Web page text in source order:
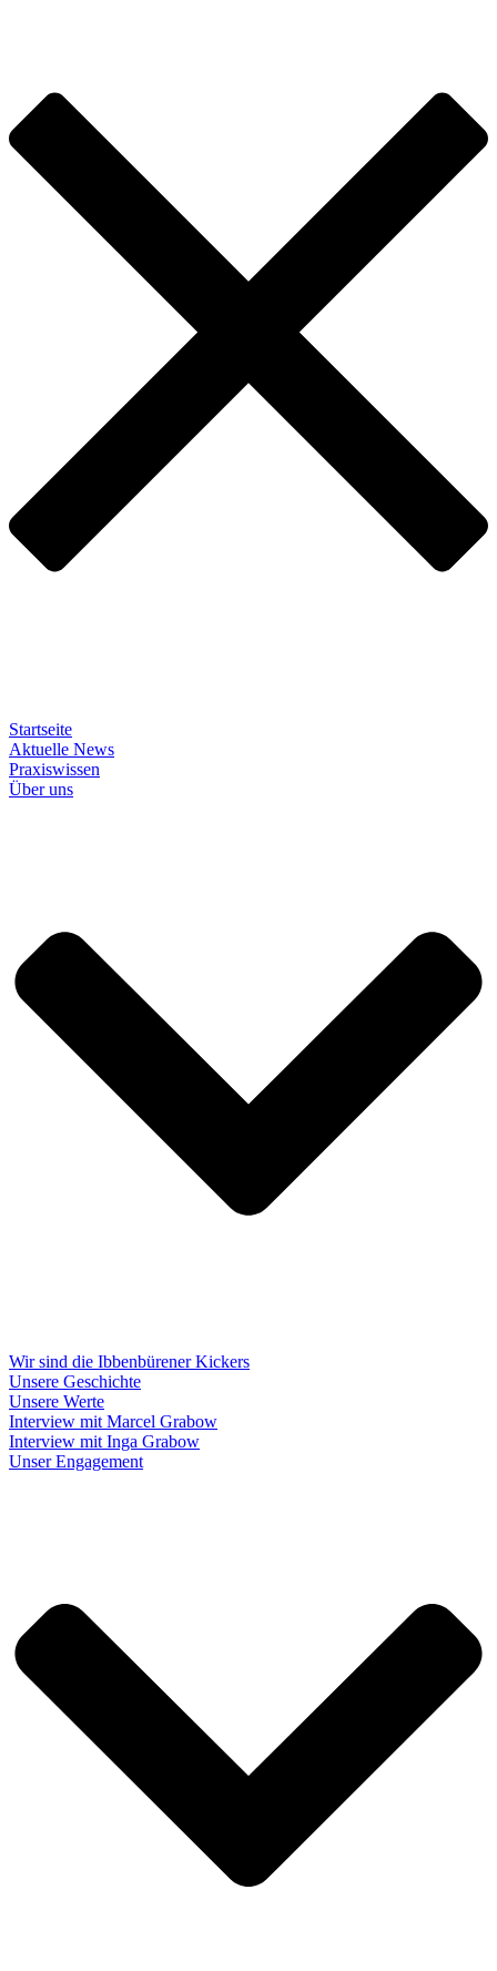
Startseite
Aktuelle News
Praxiswissen
Über uns
Wir sind die Ibbenbürener Kickers
Unsere Geschichte
Unsere Werte
Interview mit Marcel Grabow
Interview mit Inga Grabow
Unser Engagement